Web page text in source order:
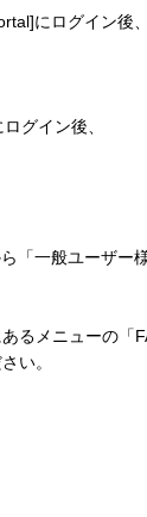
にログイン後
ログイン後、
「一般ユーザー
るメニューの「
い。